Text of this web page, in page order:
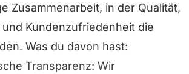
Zusammenarbeit, in der Qualität,
Kundenzufriedenheit die
Was du davon hast:
Transparenz: Wir